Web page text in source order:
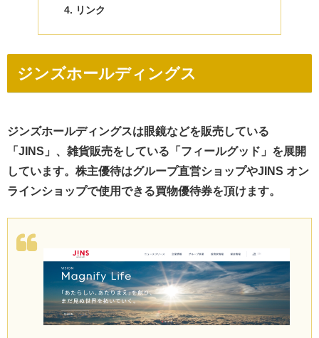
リンク
ジンズホールディングス
ジンズホールディングスは眼鏡などを販売している
「JINS」、雑貨販売をしている「フィールグッド」を展開
しています。株主優待はグループ直営ショップやJINS オン
ラインショップで使用できる買物優待券を頂けます。